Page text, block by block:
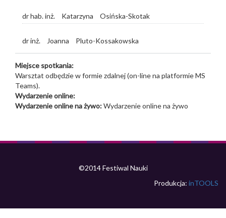
dr hab. inż. Katarzyna Osińska-Skotak
dr inż. Joanna Pluto-Kossakowska
Miejsce spotkania:
Warsztat odbędzie w formie zdalnej (on-line na platformie MS
Teams).
Wydarzenie online:
Wydarzenie online na żywo:Wydarzenie online na żywo
©2014 Festiwal Nauki
Produkcja: inTOOLS